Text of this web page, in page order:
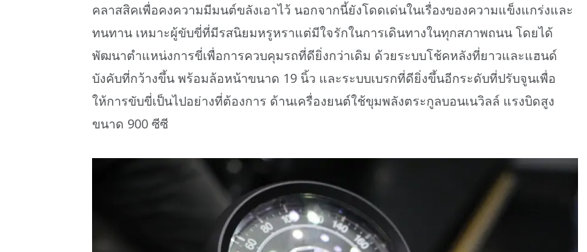
คลาสสิคเพื่อคงความมีมนต์ขลังเอาไว้ นอกจากนี้ยังโดดเด่นในเรื่องของความแข็งแกร่งและ
ทนทาน เหมาะผู้ขับขี่ที่มีรสนิยมหรูหราแต่มีใจรักในการเดินทางในทุกสภาพถนน โดยได้
พัฒนาตำแหน่งการขี่เพื่อการควบคุมรถที่ดียิ่งกว่าเดิม ด้วยระบบโช้คหลังที่ยาวและแฮนด์
บังคับที่กว้างขึ้น พร้อมล้อหน้าขนาด 19 นิ้ว และระบบเบรกที่ดียิ่งขึ้นอีกระดับที่ปรับจูนเพื่อ
ให้การขับขี่เป็นไปอย่างที่ต้องการ ด้านเครื่องยนต์ใช้ขุมพลังตระกูลบอนเนวิลล์ แรงบิดสูง
ขนาด 900 ซีซี